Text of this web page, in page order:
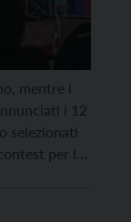
mentre i
i 12
selezionati
per la